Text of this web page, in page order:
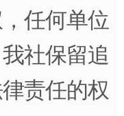
任何单位
社保留追
责任的权